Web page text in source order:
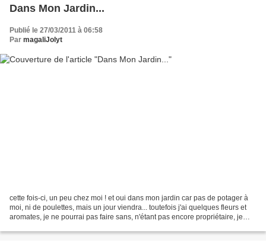
Dans Mon Jardin...
Publié le 27/03/2011 à 06:58
Par magaliJolyt
cette fois-ci, un peu chez moi ! et oui dans mon jardin car pas de potager à
moi, ni de poulettes, mais un jour viendra... toutefois j'ai quelques fleurs et
aromates, je ne pourrai pas faire sans, n'étant pas encore propriétaire, je